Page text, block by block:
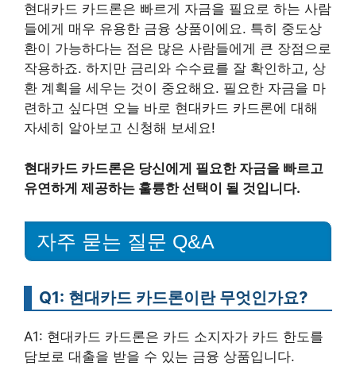
현대카드 카드론은 빠르게 자금을 필요로 하는 사람
들에게 매우 유용한 금융 상품이에요. 특히 중도상
환이 가능하다는 점은 많은 사람들에게 큰 장점으로
작용하죠. 하지만 금리와 수수료를 잘 확인하고, 상
환 계획을 세우는 것이 중요해요. 필요한 자금을 마
련하고 싶다면 오늘 바로 현대카드 카드론에 대해
자세히 알아보고 신청해 보세요!
현대카드 카드론은 당신에게 필요한 자금을 빠르고
유연하게 제공하는 훌륭한 선택이 될 것입니다.
자주 묻는 질문 Q&A
Q1: 현대카드 카드론이란 무엇인가요?
A1: 현대카드 카드론은 카드 소지자가 카드 한도를
담보로 대출을 받을 수 있는 금융 상품입니다.